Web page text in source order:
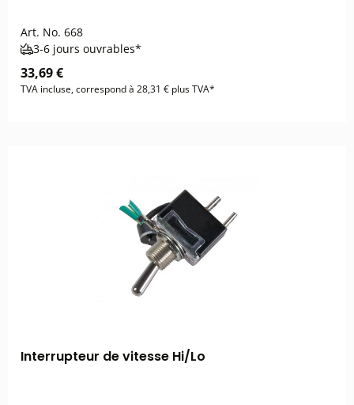
Art. No. 668
3-6 jours ouvrables*
33,69 €
TVA incluse, correspond à 28,31 € plus TVA*
Interrupteur de vitesse Hi/Lo